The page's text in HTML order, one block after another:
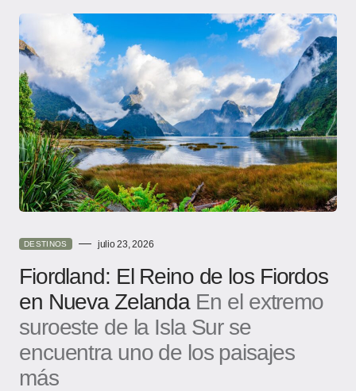
DESTINOS julio 23, 2026
Fiordland: El Reino de los Fiordos
en Nueva Zelanda En el extremo
suroeste de la Isla Sur se
encuentra uno de los paisajes
más